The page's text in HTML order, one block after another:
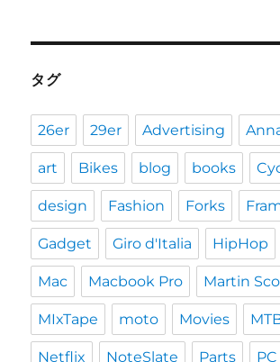
タグ
26er 29er Advertising
art Bikes blog books
design Fashion Forks
Gadget Giro d'Italia HipHop
Mac Macbook Pro Martin
MIxTape moto Movies
Netflix NoteSlate Parts PC